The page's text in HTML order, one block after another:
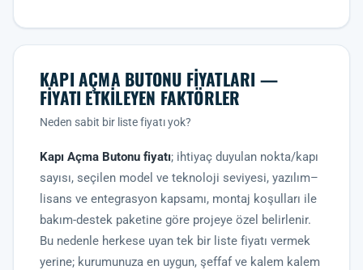
KAPI AÇMA BUTONU FIYATLARI —
FIYATI ETKILEYEN FAKTÖRLER
Neden sabit bir liste fiyatı yok?
Kapı Açma Butonu fiyatı; ihtiyaç duyulan nokta/kapı
sayısı, seçilen model ve teknoloji seviyesi, yazılım–
lisans ve entegrasyon kapsamı, montaj koşulları ile
bakım-destek paketine göre projeye özel belirlenir.
Bu nedenle herkese uyan tek bir liste fiyatı vermek
yerine; kurumunuza en uygun, şeffaf ve kalem kalem